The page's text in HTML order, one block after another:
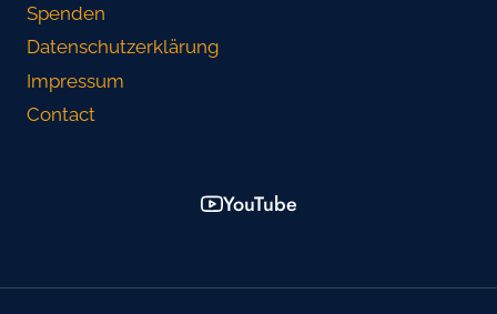
Spenden
Datenschutzerklärung
Impressum
Contact
YouTube